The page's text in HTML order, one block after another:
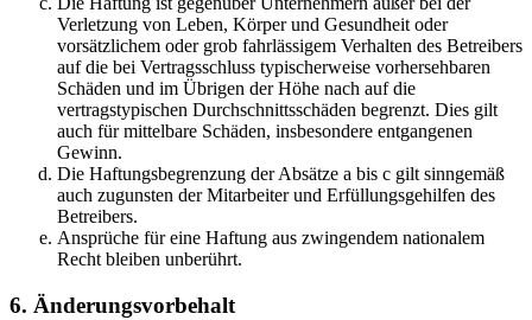
Verletzung von Leben, Körper und Gesundheit oder
vorsätzlichem oder grob fahrlässigem Verhalten des Betreibers
auf die bei Vertragsschluss typischerweise vorhersehbaren
Schäden und im Übrigen der Höhe nach auf die
vertragstypischen Durchschnittsschäden begrenzt. Dies gilt
auch für mittelbare Schäden, insbesondere entgangenen
Gewinn.
Die Haftungsbegrenzung der Absätze a bis c gilt sinngemäß
auch zugunsten der Mitarbeiter und Erfüllungsgehilfen des
Betreibers.
Ansprüche für eine Haftung aus zwingendem nationalem
Recht bleiben unberührt.
6. Änderungsvorbehalt